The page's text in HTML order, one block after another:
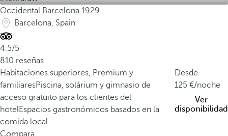
Occidental Barcelona 1929
Barcelona, Spain
4.5/5
810 reseñas
Habitaciones superiores, Premium y
familiaresPiscina, solárium y gimnasio de
acceso gratuito para los clientes del
hotelEspacios gastronómicos basados en la
comida local
Desde
125
/noche
Ver
disponibilidad
Compara